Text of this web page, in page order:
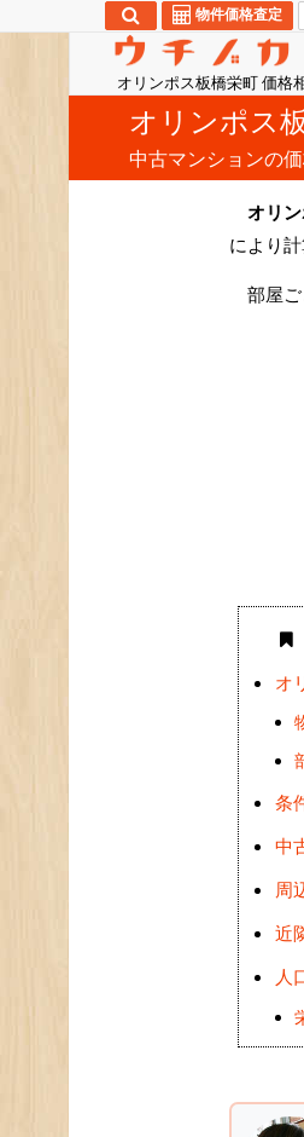
オリンポス板橋栄町 価格
物件価格査定
オリンポス
中古マンションの
オリ
により
部屋
オ
条
中
周
近
人